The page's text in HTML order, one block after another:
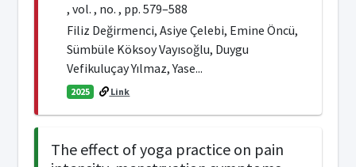
, vol. , no. , pp. 579–588
Filiz Değirmenci, Asiye Çelebi, Emine Öncü,
Sümbüle Köksoy Vayısoğlu, Duygu
Vefikuluçay Yılmaz, Yase...
2025 Link
The effect of yoga practice on pain